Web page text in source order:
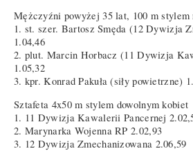
Mężczyźni powyżej 35 lat, 100 m stylem
1. st. szer. Bartosz Smęda (12 Dywizja
1.04,46
2. plut. Marcin Horbacz (11 Dywizja
1.05,32
3. kpr. Konrad Pakuła (siły powietrzne)
Sztafeta 4x50 m stylem dowolnym kobiet
1. 11 Dywizja Kawalerii Pancernej
2. Marynarka Wojenna RP 2.02,93
3. 12 Dywizja Zmechanizowana 2.06,59